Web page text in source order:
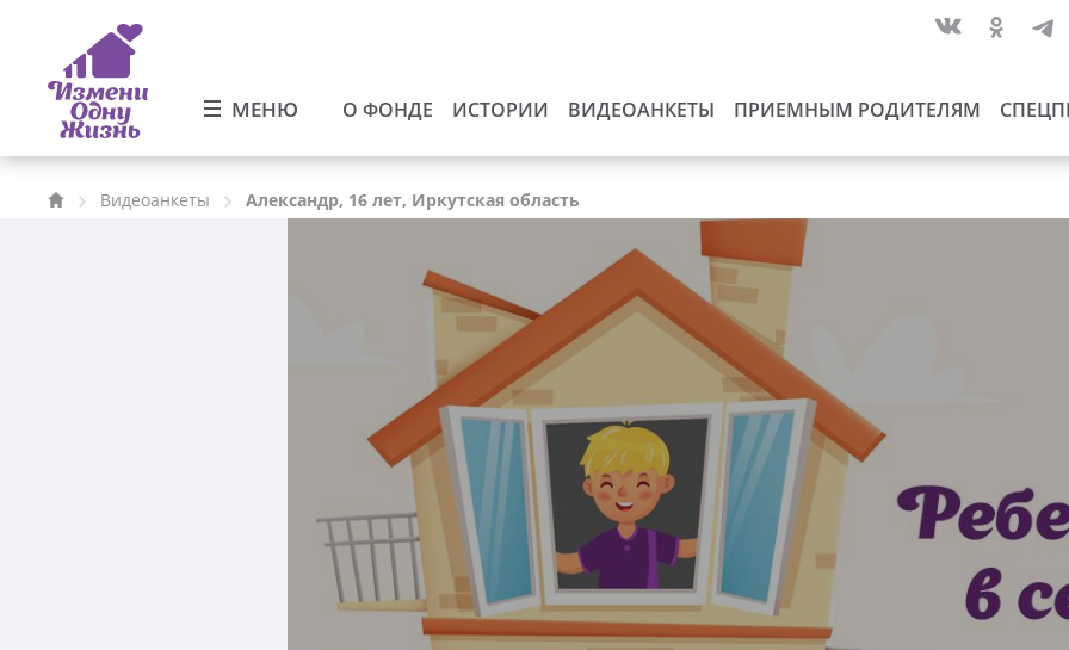
МЕНЮ О ФОНДЕ ИСТОРИИ ВИДЕОАНКЕТЫ ПРИЕМНЫМ РОДИТЕЛЯМ
Видеоанкеты Александр, 16 лет, Иркутская область